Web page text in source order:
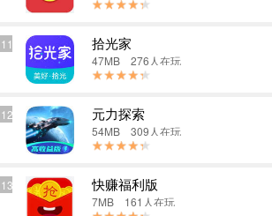
11 拾光家
47MB 276人在玩
12 元力探索
54MB 309人在玩
13 快赚福利版
7MB 161人在玩